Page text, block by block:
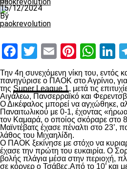
15/12/2024
By
paokrevolution
Facebook
Twitter
Email
Την 4η συνεχόμενη νίκη του, εντός
πανηγύρισε ο ΠΑΟΚ στο Αγρίνιο,
της Super League 1, μετά τις
Αιγάλεω, Πανσερραϊκό και
Ο Δικέφαλος μπορεί να αγχώθηκε,
Παναιτωλικού με 0-1, έχοντας
τον Καμαρά, ο οποίος σκόραρε στο
Μαϊντέβατς έχασε πέναλτι στο 23’,
λάθος του Μιχαηλίδη.
Ο ΠΑΟΚ ξεκίνησε με στόχο να
έχασε την πρώτη του ευκαιρία. Ο
βολής πλάγια μέσα στην περιοχή,
σε κόρνερ ο Τσάβες.Από το 10’ και